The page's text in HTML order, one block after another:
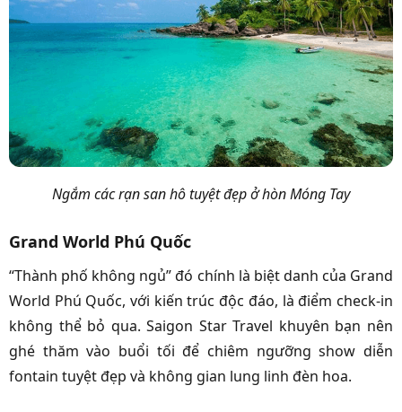
Ngắm các rạn san hô tuyệt đẹp ở hòn Móng Tay
Grand World Phú Quốc
“Thành phố không ngủ” đó chính là biệt danh của Grand
World Phú Quốc, với kiến trúc độc đáo, là điểm check-in
không thể bỏ qua. Saigon Star Travel khuyên bạn nên
ghé thăm vào buổi tối để chiêm ngưỡng show diễn
fontain tuyệt đẹp và không gian lung linh đèn hoa.